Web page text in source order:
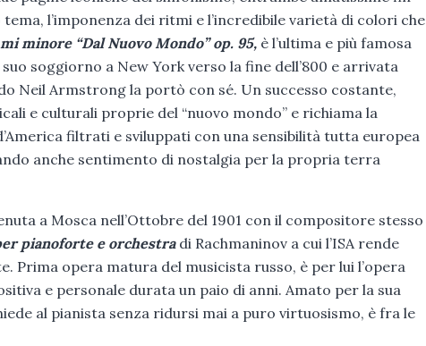
l’imponenza dei ritmi e l’incredibile varietà di colori che
minore “Dal Nuovo Mondo” op. 95, è l’ultima e più famosa
soggiorno a New York verso la fine dell’800 e arrivata
Neil Armstrong la portò con sé. Un successo costante,
e culturali proprie del “nuovo mondo” e richiama la
filtrati e sviluppati con una sensibilità tutta europea
anche sentimento di nostalgia per la propria terra
a Mosca nell’Ottobre del 1901 con il compositore stesso
pianoforte e orchestradi Rachmaninov a cui l’ISA rende
Prima opera matura del musicista russo, è per lui l’opera
e personale durata un paio di anni. Amato per la sua
al pianista senza ridursi mai a puro virtuosismo, è fra le